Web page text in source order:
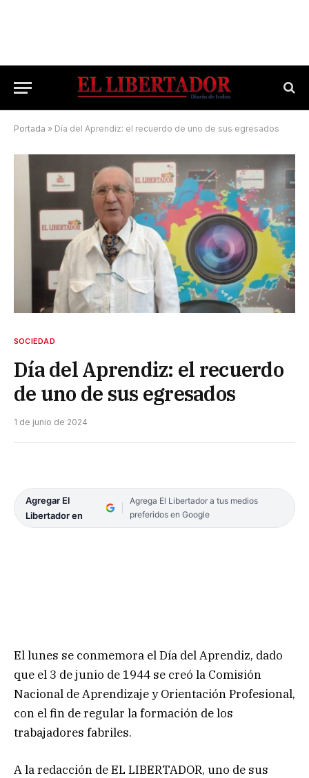
Portada » Día del Aprendiz: el recuerdo de uno de sus egresados
SOCIEDAD
Día del Aprendiz: el recuerdo
de uno de sus egresados
1 de junio de 2024
Agregar El
Libertador en
Agrega El Libertador a tus medios
preferidos en Google
El lunes se conmemora el Día del Aprendiz, dado
que el 3 de junio de 1944 se creó la Comisión
Nacional de Aprendizaje y Orientación Profesional,
con el fin de regular la formación de los
trabajadores fabriles.
A la redacción de EL LIBERTADOR, uno de sus